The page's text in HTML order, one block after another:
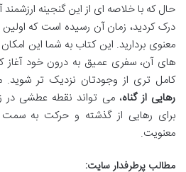
حال که با خلاصه ای از این گنجینه
درک کردید، زمان آن رسیده است که
معنوی بردارید. این کتاب به شما این
های آن، سفری عمیق به درون خود آغاز
کامل تری از وجودتان نزدیک تر شوید.
رهایی از گناه، می تواند نقطه عطشی در
برای رهایی از گذشته و حرکت به
معنویت.
مطالب پرطرفدار سایت: